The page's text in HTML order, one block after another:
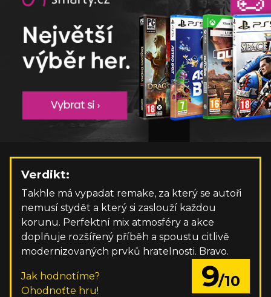
Verdikt:
Takhle má vypadat remake, za který se autoři
nemusí stydět a který si zaslouží každou
korunu. Perfektní mix atmosféry a akce
doplňuje rozšířený příběh a spoustu citlivě
modernizovaných prvků hratelnosti. Bravo.
9/10
Jak hodnotíme?
Ohodnoťte hru!